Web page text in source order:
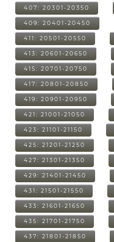
407: 20301-20350
409: 20401-20450
411: 20501-20550
413: 20601-20650
415: 20701-20750
417: 20801-20850
419: 20901-20950
421: 21001-21050
423: 21101-21150
425: 21201-21250
427: 21301-21350
429: 21401-21450
431: 21501-21550
433: 21601-21650
435: 21701-21750
437: 21801-21850